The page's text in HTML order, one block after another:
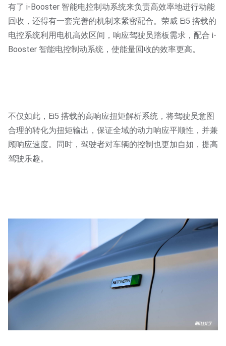
有了 i-Booster 智能电控制动系统来负责高效率地进行动能
回收，还得有一套完善的机制来紧密配合。荣威 Ei5 搭载的
电控系统利用电机高效区间，响应驾驶员踏板需求，配合 i-
Booster 智能电控制动系统，使能量回收的效率更高。
不仅如此，Ei5 搭载的高响应扭矩解析系统，将驾驶员意图
合理的转化为扭矩输出，保证全域的动力响应平顺性，并兼
顾响应速度。同时，驾驶者对车辆的控制也更加自如，提高
驾驶乐趣。